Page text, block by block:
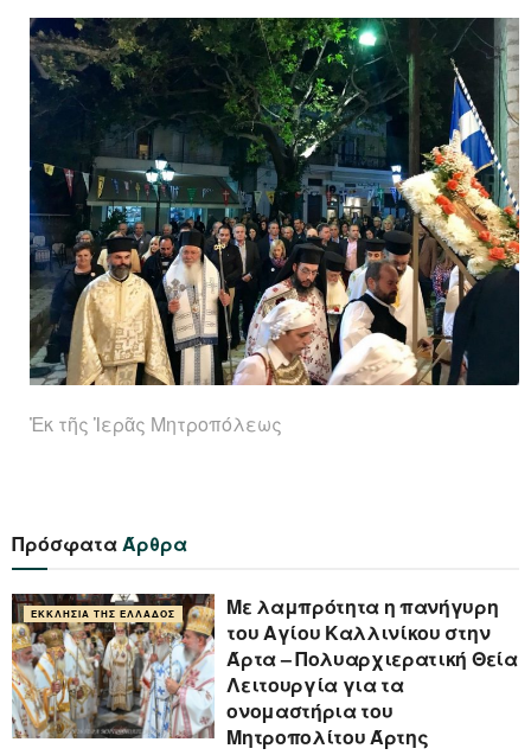
Ἐκ τῆς Ἱερᾶς Μητροπόλεως
ΠρόσφαταΆρθρα
ΕΚΚΛΗΣΊΑ ΤΗΣ ΕΛΛΆΔΟΣ
Με λαμπρότητα η πανήγυρη
του Αγίου Καλλινίκου στην
Άρτα – Πολυαρχιερατική Θεία
Λειτουργία για τα
ονομαστήρια του
Μητροπολίτου Άρτης